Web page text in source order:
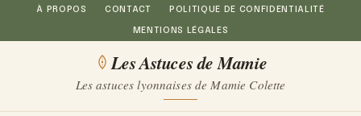
Aller
au
À PROPOS CONTACT POLITIQUE DE CONFIDENTIALITÉ
MENTIONS LÉGALES
Les Astuces de Mamie
Les astuces lyonnaises de Mamie Colette